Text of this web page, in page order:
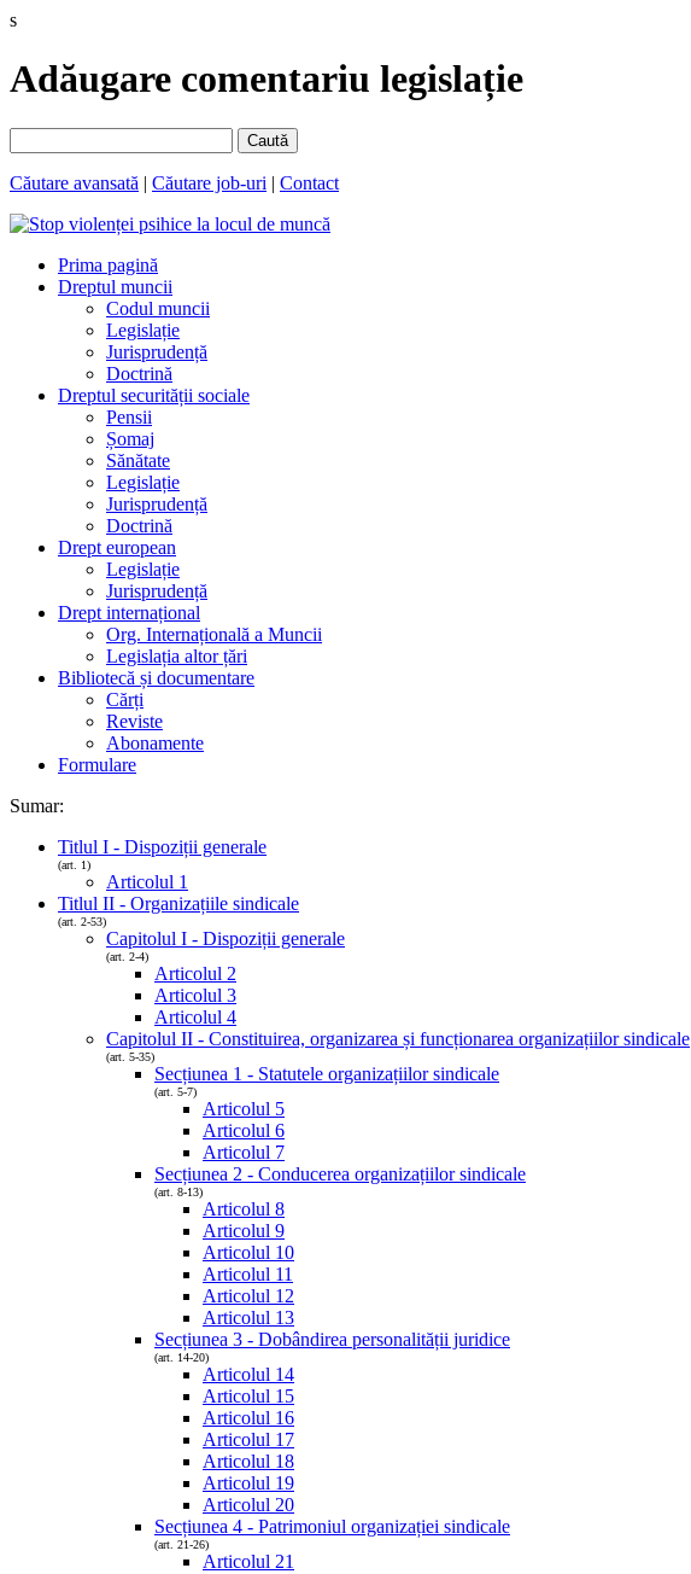
s
Adăugare comentariu legislație
Caută
Căutare avansată | Căutare job-uri | Contact
Prima pagină
Dreptul muncii
Codul muncii
Legislație
Jurisprudență
Doctrină
Dreptul securității sociale
Pensii
Șomaj
Sănătate
Legislație
Jurisprudență
Doctrină
Drept european
Legislație
Jurisprudență
Drept internațional
Org. Internațională a Muncii
Legislația altor țări
Bibliotecă și documentare
Cărți
Reviste
Abonamente
Formulare
Sumar:
Titlul I - Dispoziții generale
(art. 1)
Articolul 1
Titlul II - Organizațiile sindicale
(art. 2-53)
Capitolul I - Dispoziții generale
(art. 2-4)
Articolul 2
Articolul 3
Articolul 4
Capitolul II - Constituirea, organizarea și funcționarea organizațiilor sindicale
(art. 5-35)
Secțiunea 1 - Statutele organizațiilor sindicale
(art. 5-7)
Articolul 5
Articolul 6
Articolul 7
Secțiunea 2 - Conducerea organizațiilor sindicale
(art. 8-13)
Articolul 8
Articolul 9
Articolul 10
Articolul 11
Articolul 12
Articolul 13
Secțiunea 3 - Dobândirea personalității juridice
(art. 14-20)
Articolul 14
Articolul 15
Articolul 16
Articolul 17
Articolul 18
Articolul 19
Articolul 20
Secțiunea 4 - Patrimoniul organizației sindicale
(art. 21-26)
Articolul 21